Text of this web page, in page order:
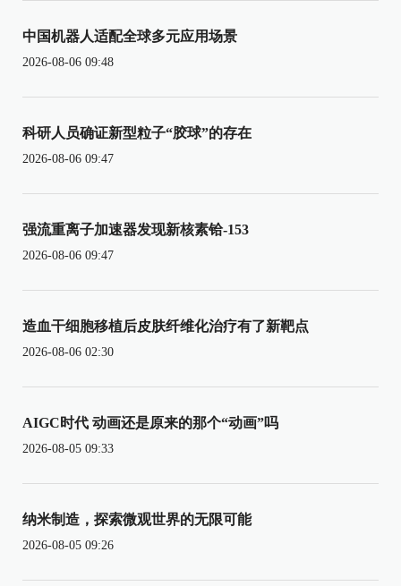
中国机器人适配全球多元应用场景
2026-08-06 09:48
科研人员确证新型粒子“胶球”的存在
2026-08-06 09:47
强流重离子加速器发现新核素铪-153
2026-08-06 09:47
造血干细胞移植后皮肤纤维化治疗有了新靶点
2026-08-06 02:30
AIGC时代 动画还是原来的那个“动画”吗
2026-08-05 09:33
纳米制造，探索微观世界的无限可能
2026-08-05 09:26